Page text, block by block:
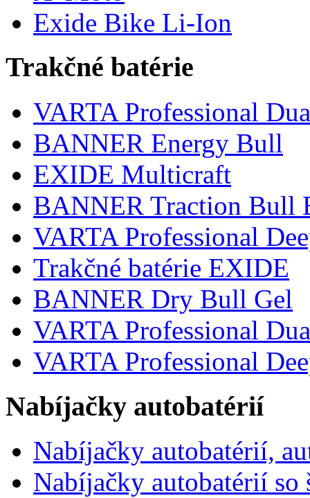
Exide Bike Li-Ion
Trakčné batérie
VARTA Professional
BANNER Energy Bull
EXIDE Multicraft
BANNER Traction Bull
VARTA Professional
Trakčné batérie EXIDE
BANNER Dry Bull Gel
VARTA Professional
VARTA Professional
Nabíjačky autobatérií
Nabíjačky autobatérií,
Nabíjačky autobatérií so